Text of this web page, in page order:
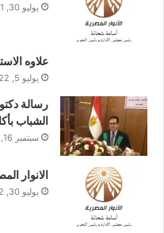
يوليو 30, 2011
علاوه
يوليو 5, 2022
رسالة
الشباب
سبتمبر 16, 2021
الانوار
يوليو 30, 2012